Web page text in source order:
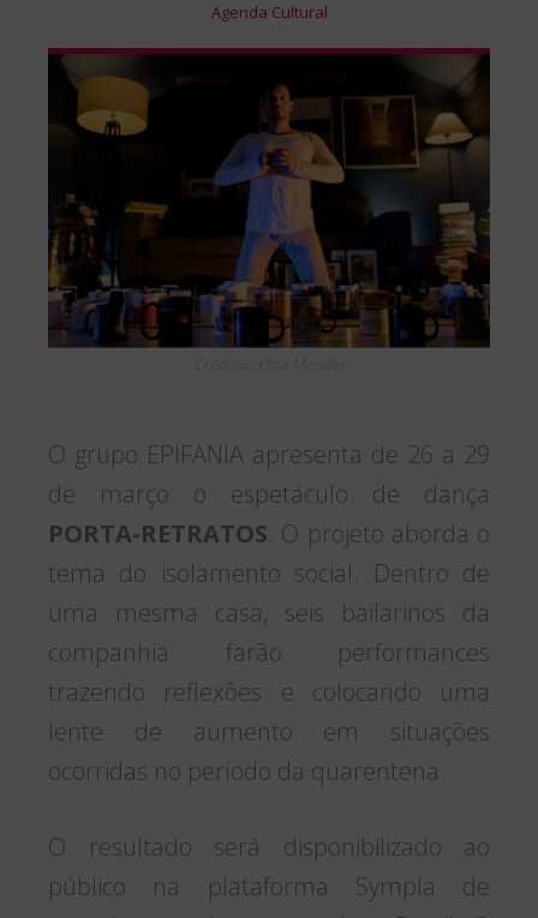
Agenda Cultural
O grupo EPIFANIA apresenta de 26 a 29
de março o espetáculo de dança
PORTA-RETRATOS. O projeto aborda o
tema do isolamento social. Dentro de
uma mesma casa, seis bailarinos da
companhia farão performances
trazendo reflexões e colocando uma
lente de aumento em situações
ocorridas no período da quarentena.
O resultado será disponibilizado ao
público na plataforma Sympla de